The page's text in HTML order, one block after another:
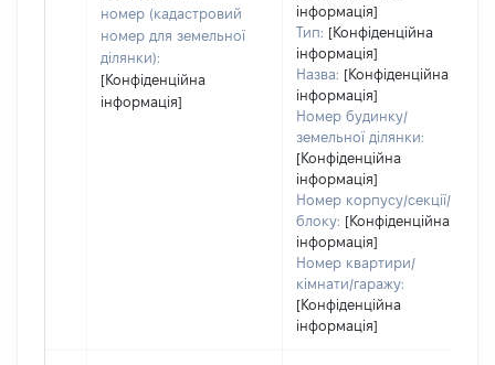
номер (кадастровий
номер для земельної
ділянки):
[Конфіденційна
інформація]
інформація]
Тип: [Конфіденційна
інформація]
Назва: [Конфіденційна
інформація]
Номер будинку/
земельної ділянки:
[Конфіденційна
інформація]
Номер корпусу/секції/
блоку: [Конфіденційна
інформація]
Номер квартири/
кімнати/гаражу:
[Конфіденційна
інформація]